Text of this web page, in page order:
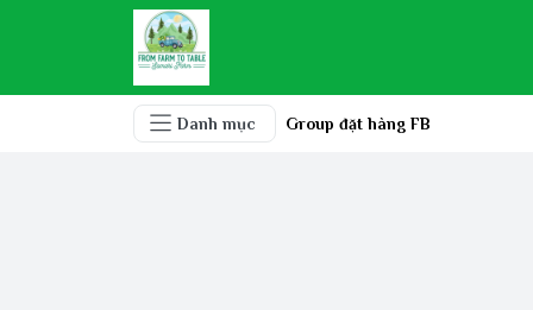
Danh mục Group đặt hàng FB